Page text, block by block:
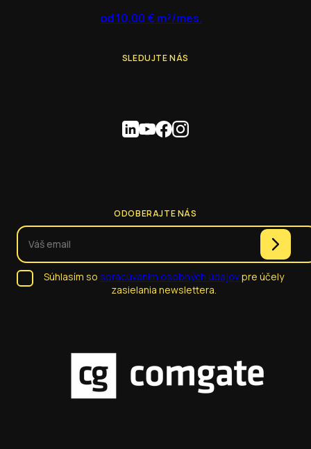
od 10,00 € m²/mes.
SLEDUJTE NÁS
ODOBERAJTE NÁS
Súhlasím so spracúvaním osobných údajovpre účely
zasielania newslettera.